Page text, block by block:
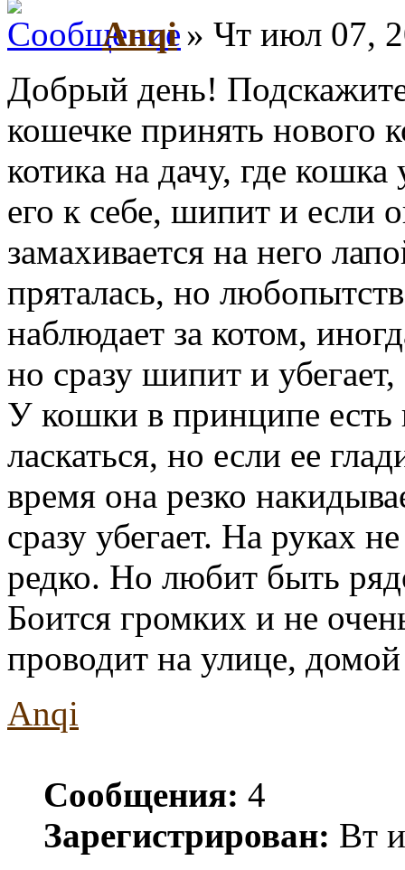
Anqi» Чт июл 07,
Добрый день!
кошечке принять нового
котика на дачу, где
его к себе, шипит и если
замахивается на него
пряталась, но
наблюдает за котом,
но сразу шипит и
У кошки в принципе
ласкаться, но если ее
время она резко
сразу убегает. На руках
редко. Но любит быть
Боится громких и не
проводит на улице, домой
Anqi
Сообщения: 4
Зарегистрирован: Вт